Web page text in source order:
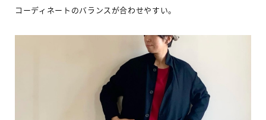
コーディネートのバランスが合わせやすい。